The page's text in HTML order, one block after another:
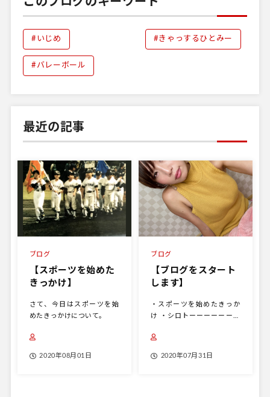
#いじめ #きゃっするひとみー
#バレーボール
最近の記事
ブログ
【スポーツを始めた
きっかけ】
さて、今日はスポーツを始
めたきっかけについて。
2020年08月01日
ブログ
【ブログをスタート
します】
・スポーツを始めたきっか
け ・シロトーーーーーーク
談義
2020年07月31日